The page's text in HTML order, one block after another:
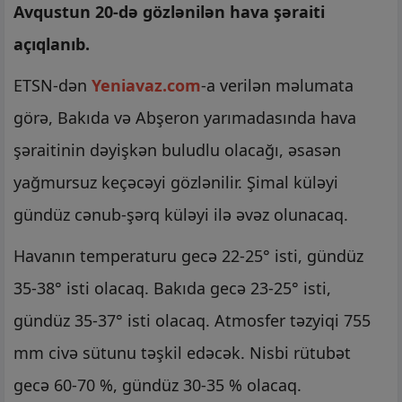
Avqustun 20-də gözlənilən hava şəraiti
açıqlanıb.
ETSN-dən Yeniavaz.com-a verilən məlumata
görə, Bakıda və Abşeron yarımadasında hava
şəraitinin dəyişkən buludlu olacağı, əsasən
yağmursuz keçəcəyi gözlənilir. Şimal küləyi
gündüz cənub-şərq küləyi ilə əvəz olunacaq.
Havanın temperaturu gecə 22-25° isti, gündüz
35-38° isti olacaq. Bakıda gecə 23-25° isti,
gündüz 35-37° isti olacaq. Atmosfer təzyiqi 755
mm civə sütunu təşkil edəcək. Nisbi rütubət
gecə 60-70 %, gündüz 30-35 % olacaq.